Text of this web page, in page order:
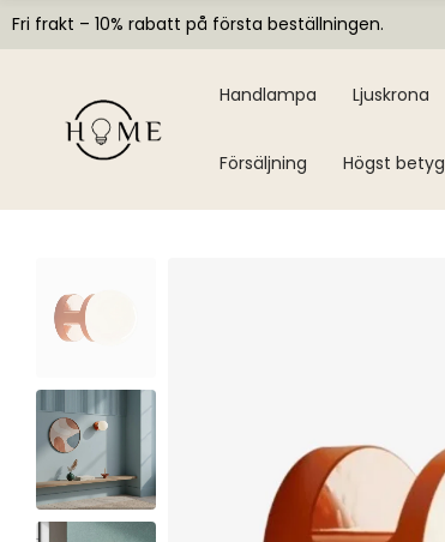
Fri frakt – 10% rabatt på första beställningen.
Handlampa Ljuskrona
Försäljning Högst betyg